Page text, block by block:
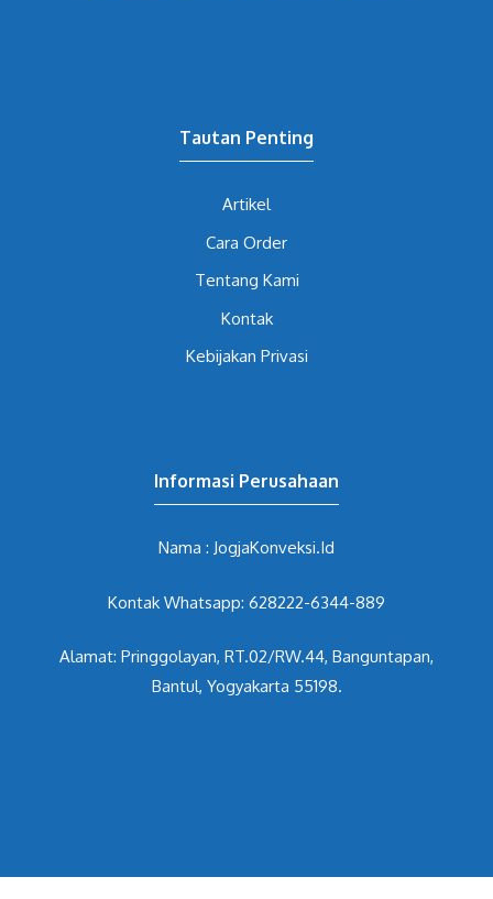
Tautan Penting
Artikel
Cara Order
Tentang Kami
Kontak
Kebijakan Privasi
Informasi Perusahaan
Nama : JogjaKonveksi.Id
Kontak Whatsapp: 628222-6344-889
Alamat: Pringgolayan, RT.02/RW.44, Banguntapan,
Bantul, Yogyakarta 55198.